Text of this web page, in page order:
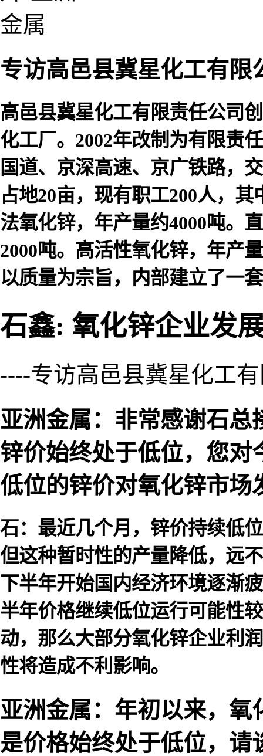
专访高邑县冀星化工有限
高邑县冀星化工有限责任公司
化工厂。2002年改制为有限责
国道、京深高速、京广铁路，
占地20亩，现有职工200人，
法氧化锌，年产量约4000吨。
2000吨。高活性氧化锌，年产
以质量为宗旨，内部建立了一
石鑫: 氧化锌企业发
----专访高邑县冀星化工
亚洲金属：非常感谢石总
锌价始终处于低位，您对
低位的锌价对氧化锌市场
石：最近几个月，锌价持续低
但这种暂时性的产量降低，远
下半年开始国内经济环境逐渐
半年价格继续低位运行可能性
动，那么大部分氧化锌企业利
性将造成不利影响。
亚洲金属：年初以来，氧
是价格始终处于低位，请